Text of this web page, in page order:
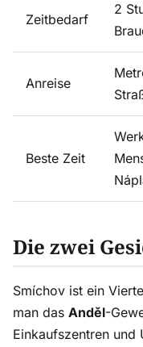
Zeitbedarf
2
Anreise
Beste Zeit
Die zwei
Smíchov ist ein
man das Anděl-
Einkaufszentren und